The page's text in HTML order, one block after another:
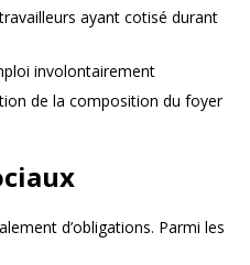
ayant cotisé durant
involontairement
de la composition du foyer
d’obligations. Parmi les